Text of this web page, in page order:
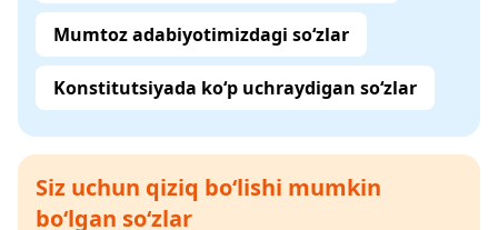
Mumtoz adabiyotimizdagi so‘zlar
Konstitutsiyada ko‘p uchraydigan so‘zlar
Siz uchun qiziq bo‘lishi mumkin
bo‘lgan so‘zlar